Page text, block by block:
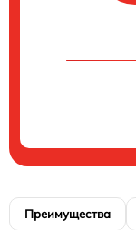
Преимущества